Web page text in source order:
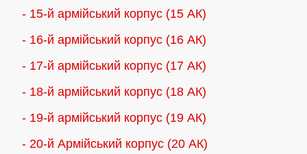
- 15-й армійський корпус (15 АК)
- 16-й армійський корпус (16 АК)
- 17-й армійський корпус (17 АК)
- 18-й армійський корпус (18 AК)
- 19-й армійський корпус (19 АК)
- 20-й Армійський корпус (20 АК)